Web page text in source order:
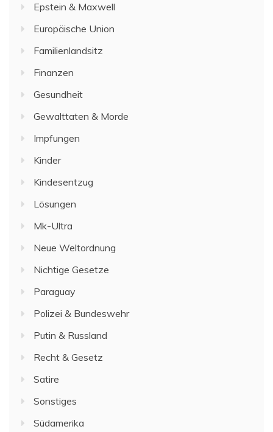
Epstein & Maxwell
Europäische Union
Familienlandsitz
Finanzen
Gesundheit
Gewalttaten & Morde
Impfungen
Kinder
Kindesentzug
Lösungen
Mk-Ultra
Neue Weltordnung
Nichtige Gesetze
Paraguay
Polizei & Bundeswehr
Putin & Russland
Recht & Gesetz
Satire
Sonstiges
Südamerika